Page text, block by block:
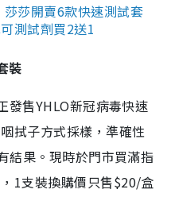
莎開賣6款快速測試套
測試劑買2送1
裝
發售YHLO新冠病毒快速
拭子方式採樣，準確性
結果。現時於門市買滿指
1支裝換購價只售$20/盒